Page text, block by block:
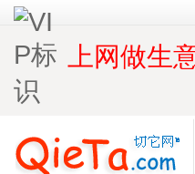
上网做生